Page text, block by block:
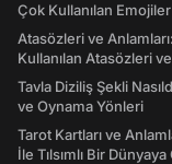
Çok Kullanılan
Atasözleri ve
Kullanılan Atasözleri
Tavla Diziliş Şekli
ve Oynama Yönleri
Tarot Kartları ve
İle Tılsımlı Bir